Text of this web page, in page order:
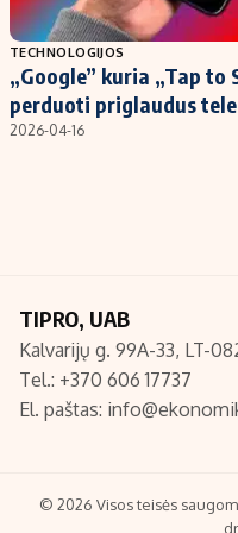
Populiarios temos
Investavimas
Akcijų rinka
Redakcija
Turinio žymėjimo taisyklės
TECHNOLOGIJOS
„Google” kuria „Tap to
perduoti priglaudus
2026-04-16
TIPRO, UAB
Kalvarijų g. 99A-33, LT-
Tel.: +370 606 17737
El. paštas:
© 2026 Visos teisės